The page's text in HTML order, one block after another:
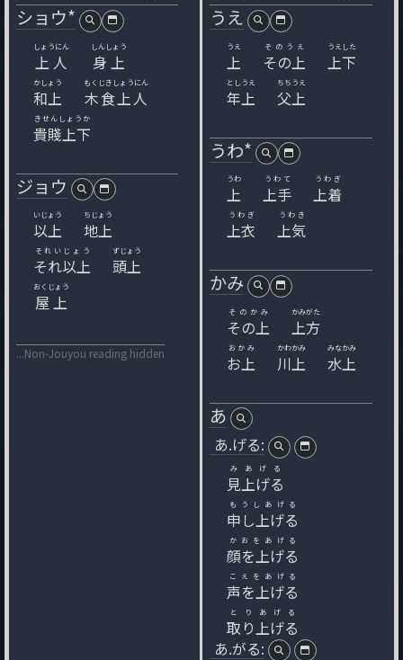
ショウ*
上人
しょうにん
身上
しんしょう
和上
かしょう
木食上人
もくじきしょうにん
貴賤上下
きせんしょうか
ジョウ
以上
いじょう
地上
ちじょう
それ以上
それいじょう
頭上
ずじょう
屋上
おくじょう
...Non-Jouyou reading hidden
うえ
上
うえ
その上
そのうえ
上下
うえした
年上
としうえ
父上
ちちうえ
うわ*
上
うわ
上手
うわて
上着
うわぎ
上衣
うわぎ
上気
うわき
かみ
その上
そのかみ
上方
かみがた
お上
おかみ
川上
かわかみ
水上
みなかみ
あ
あ.げる:
見上げる
みあげる
申し上げる
もうしあげる
顔を上げる
かおをあげる
声を上げる
こえをあげる
取り上げる
とりあげる
あ.がる: